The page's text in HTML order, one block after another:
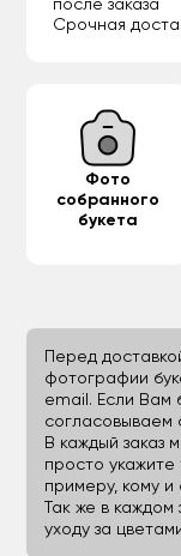
после заказа
Срочная
Фото
собранного
букета
Перед
фотографии
email. Если Вам
согласовываем
В каждый заказ
просто укажите
примеру, кому и
Так же в
уходу за